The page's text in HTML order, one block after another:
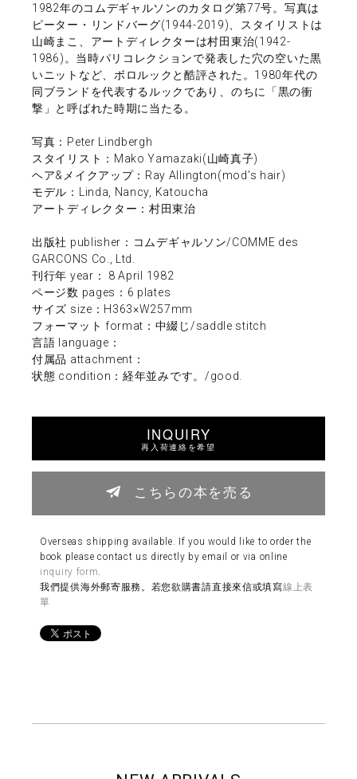
1982年のコムデギャルソンのカタログ第77号。写真は
ピーター・リンドバーグ(1944-2019)、スタイリストは
山崎まこ、アートディレクターは村田東治(1942-
1986)。当時パリコレクションで発表した穴の空いた黒
いニットなど、ボロルックと酷評された。1980年代の
同ブランドを代表するルックであり、のちに「黒の衝
撃」と呼ばれた時期に当たる。
写真：Peter Lindbergh
スタイリスト：Mako Yamazaki(山崎真子)
ヘア&メイクアップ：Ray Allington(mod's hair)
モデル：Linda, Nancy, Katoucha
アートディレクター：村田東治
出版社 publisher：コムデギャルソン/COMME des
GARCONS Co., Ltd.
刊行年 year： 8 April 1982
ページ数 pages：6 plates
サイズ size：H363×W257mm
フォーマット format：中綴じ/saddle stitch
言語 language：
付属品 attachment：
状態 condition：経年並みです。/good.
INQUIRY
再入荷連絡を希望
こちらの本を売る
Overseas shipping available. If you would like to order the
book please contact us directly by email or via online
inquiry form
我們提供海外郵寄服務。若您欲購書請直接來信或填寫線上表
單